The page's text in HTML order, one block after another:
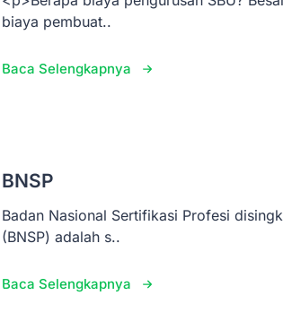
biaya pembuat..
Baca Selengkapnya
BNSP
Badan Nasional Sertifikasi Profesi
(BNSP) adalah s..
Baca Selengkapnya